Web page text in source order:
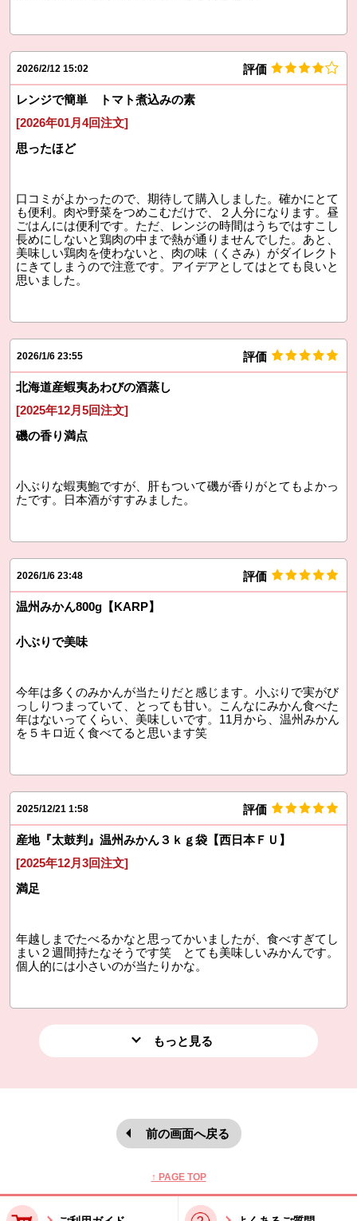
2026/2/12 15:02 評価
レンジで簡単 トマト煮込みの素
[2026年01月4回注文]
思ったほど
口コミがよかったので、期待して購入しました。確かにとて
も便利。肉や野菜をつめこむだけで、２人分になります。昼
ごはんには便利です。ただ、レンジの時間はうちではすこし
長めにしないと鶏肉の中まで熱が通りませんでした。あと、
美味しい鶏肉を使わないと、肉の味（くさみ）がダイレクト
にきてしまうので注意です。アイデアとしてはとても良いと
思いました。
2026/1/6 23:55 評価
北海道産蝦夷あわびの酒蒸し
[2025年12月5回注文]
磯の香り満点
小ぶりな蝦夷鮑ですが、肝もついて磯が香りがとてもよかっ
たです。日本酒がすすみました。
2026/1/6 23:48 評価
温州みかん800g【KARP】
小ぶりで美味
今年は多くのみかんが当たりだと感じます。小ぶりで実がび
っしりつまっていて、とっても甘い。こんなにみかん食べた
年はないってくらい、美味しいです。11月から、温州みかん
を５キロ近く食べてると思います笑
2025/12/21 1:58 評価
産地『太鼓判』温州みかん３ｋｇ袋【西日本ＦＵ】
[2025年12月3回注文]
満足
年越しまでたべるかなと思ってかいましたが、食べすぎてし
まい２週間持たなそうです笑 とても美味しいみかんです。
個人的には小さいのが当たりかな。
もっと見る
前の画面へ戻る
↑ PAGE TOP